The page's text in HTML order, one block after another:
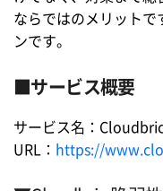
ならではのメリット
ンです。
■サービス概要
サービス名：
URL：
https://